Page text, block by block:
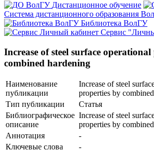
Дистанционное обучение
Система дистанционного образования
Библиотека ВолГУ
Сервис
Increase of steel surface
combined hardening
Наименование
публикации
Increase of steel
properties by
Тип публикации
Статья
Библиографическое
описание
Increase of steel
properties by
Аннотация
-
Ключевые cлова
-